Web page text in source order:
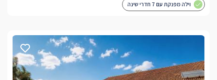
וילה מפנקת עם 7 חדרי שינה